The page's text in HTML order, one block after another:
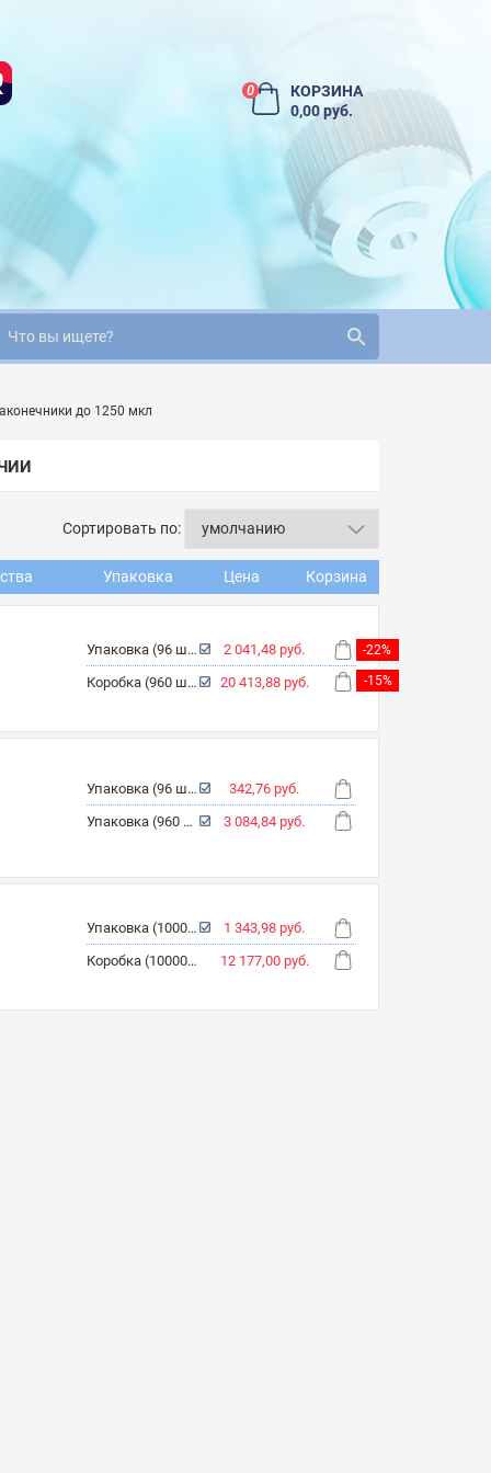
0
КОРЗИНА
0,00 руб.
до 1250 мкл
Сортировать по:
Упаковка Цена Корзина
Упаковка (96 шт.)
Коробка (960 шт.)
2 041,48 руб.
20 413,88 руб.
-22%
-15%
Упаковка (96 шт.)
Упаковка (960 шт.)
342,76 руб.
3 084,84 руб.
Упаковка (1000 шт.)
Коробка (10000 шт.)
1 343,98 руб.
12 177,00 руб.